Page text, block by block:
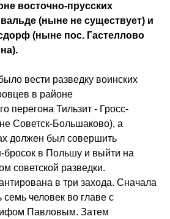
восточно-прусских
(ныне не существует) и
(ныне пос. Гастеллово
вести разведку воинских
в районе
перегона Тильзит - Гросс-
Советск-Большаково), а
должен был совершить
в Польшу и выйти на
советской разведки.
в три захода. Сначала
семь человек во главе с
Павловым. Затем